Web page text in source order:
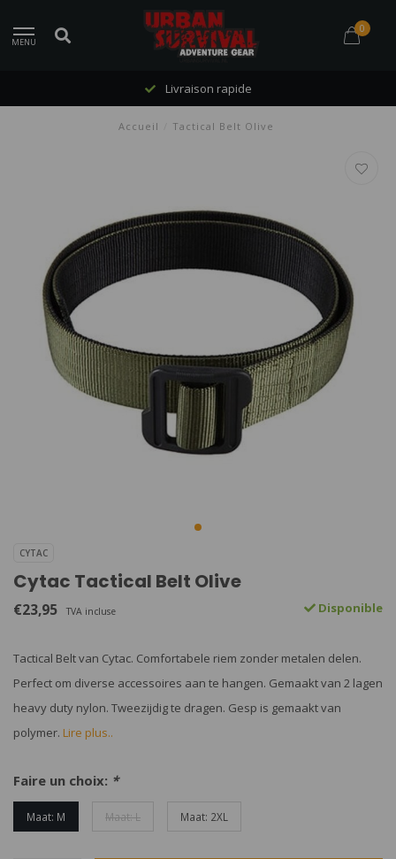
MENU
0
Livraison rapide
Accueil Tactical Belt Olive
CYTAC
Cytac Tactical Belt Olive
€23,95 TVA incluse Disponible
Tactical Belt van Cytac. Comfortabele riem zonder metalen delen.
Perfect om diverse accessoires aan te hangen. Gemaakt van 2 lagen
heavy duty nylon. Tweezijdig te dragen. Gesp is gemaakt van
polymer. Lire plus..
Faire un choix: *
Maat: M Maat: L Maat: 2XL